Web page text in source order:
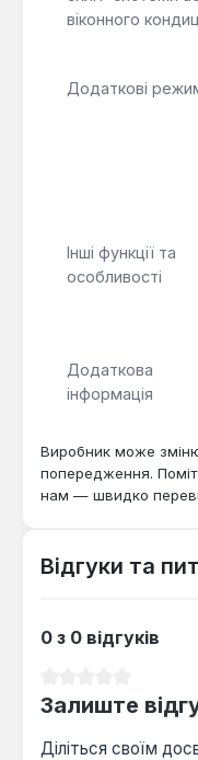
віконного
Додаткові
Інші функції та
особливості
Додаткова
інформація
Виробник може
попередження.
нам — швидко
Відгуки та
0 з 0 відгуків
Залиште
Діліться своїм